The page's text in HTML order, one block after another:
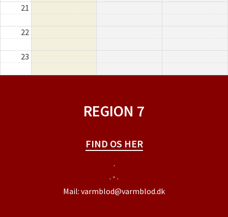
21
22
23
REGION 7
FIND OS HER
.
. - .
Mail: varmblod@varmblod.dk